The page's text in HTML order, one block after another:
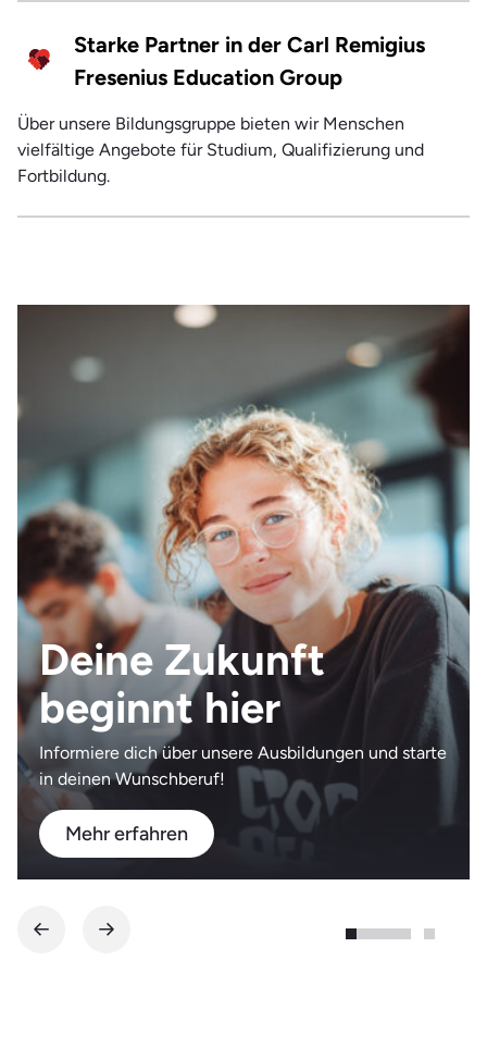
Starke Partner in der Carl Remigius
Fresenius Education Group
Über unsere Bildungsgruppe bieten wir Menschen
vielfältige Angebote für Studium, Qualifizierung und
Fortbildung.
Deine Zukunft
beginnt hier
Informiere dich über unsere Ausbildungen und starte
in deinen Wunschberuf!
Mehr erfahren